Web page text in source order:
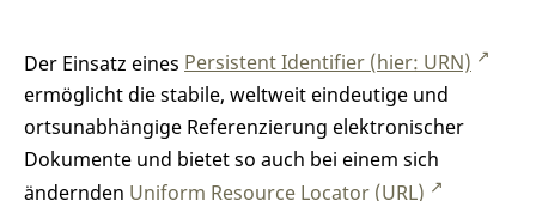
Der Einsatz eines Persistent Identifier (hier: URN)
ermöglicht die stabile, weltweit eindeutige und
ortsunabhängige Referenzierung elektronischer
Dokumente und bietet so auch bei einem sich
ändernden Uniform Resource Locator (URL)